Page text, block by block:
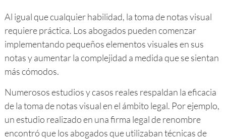
Al igual que cualquier habilidad, la toma de notas visual
requiere práctica. Los abogados pueden comenzar
implementando pequeños elementos visuales en sus
notas y aumentar la complejidad a medida que se sientan
más cómodos.
Numerosos estudios y casos reales respaldan la eficacia
de la toma de notas visual en el ámbito legal. Por ejemplo,
un estudio realizado en una firma legal de renombre
encontró que los abogados que utilizaban técnicas de